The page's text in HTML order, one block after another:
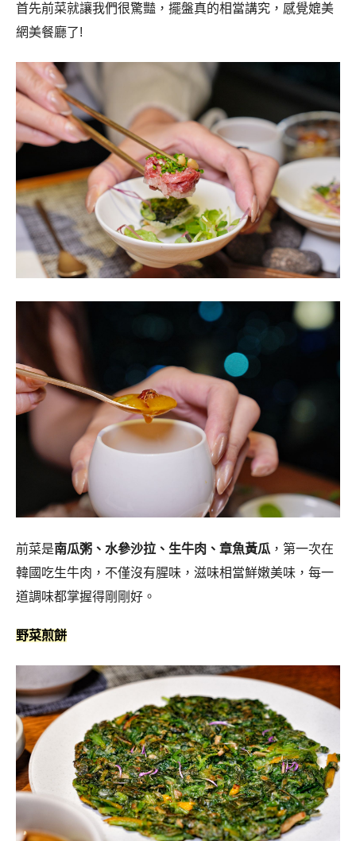
首先前菜就讓我們很驚豔，擺盤真的相當講究，感覺媲美
網美餐廳了!
前菜是南瓜粥、水參沙拉、生牛肉、章魚黃瓜 ，第一次在
韓國吃生牛肉，不僅沒有腥味，滋味相當鮮嫩美味，每一
道調味都掌握得剛剛好。
野菜煎餅